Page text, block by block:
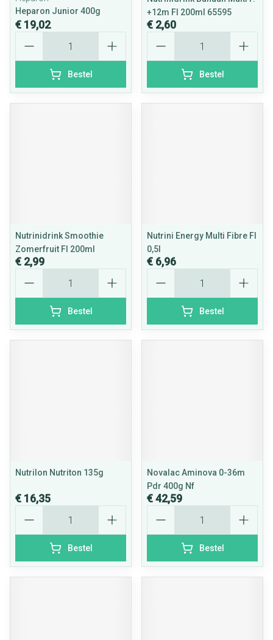
Heparon Junior 400g
€ 19,02
Bestel
+12m Fl 200ml 65595
€ 2,60
Bestel
Nutrinidrink Smoothie
Zomerfruit Fl 200ml
€ 2,99
Bestel
Nutrini Energy Multi Fibre Fl
0,5l
€ 6,96
Bestel
Nutrilon Nutriton 135g
€ 16,35
Bestel
Novalac Aminova 0-36m
Pdr 400g Nf
€ 42,59
Bestel